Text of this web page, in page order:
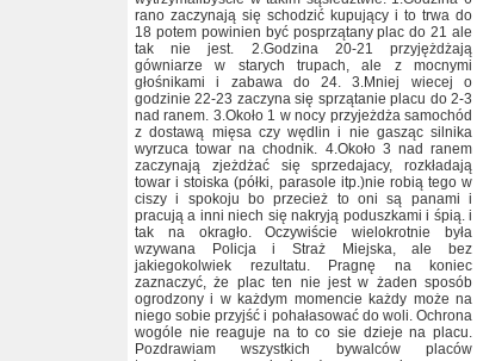
rano zaczynają się schodzić kupujący i to trwa do
18 potem powinien być posprzątany plac do 21 ale
tak nie jest. 2.Godzina 20-21 przyjężdżają
gówniarze w starych trupach, ale z mocnymi
głośnikami i zabawa do 24. 3.Mniej wiecej o
godzinie 22-23 zaczyna się sprzątanie placu do 2-3
nad ranem. 3.Około 1 w nocy przyjeżdża samochód
z dostawą mięsa czy wędlin i nie gasząc silnika
wyrzuca towar na chodnik. 4.Około 3 nad ranem
zaczynają zjeżdżać się sprzedajacy, rozkładają
towar i stoiska (półki, parasole itp.)nie robią tego w
ciszy i spokoju bo przecież to oni są panami i
pracują a inni niech się nakryją poduszkami i śpią. i
tak na okragło. Oczywiście wielokrotnie była
wzywana Policja i Straż Miejska, ale bez
jakiegokolwiek rezultatu. Pragnę na koniec
zaznaczyć, że plac ten nie jest w żaden sposób
ogrodzony i w każdym momencie każdy może na
niego sobie przyjść i pohałasować do woli. Ochrona
wogóle nie reaguje na to co sie dzieje na placu.
Pozdrawiam wszystkich bywalców placów